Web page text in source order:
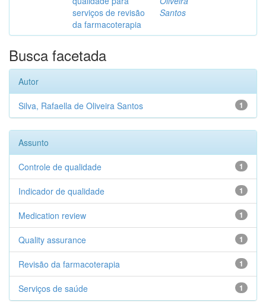
serviços de revisão
da farmacoterapia
Santos
Busca facetada
Autor
1
Silva, Rafaella de Oliveira Santos
Assunto
1
Controle de qualidade
1
Indicador de qualidade
1
Medication review
1
Quality assurance
1
Revisão da farmacoterapia
1
Serviços de saúde